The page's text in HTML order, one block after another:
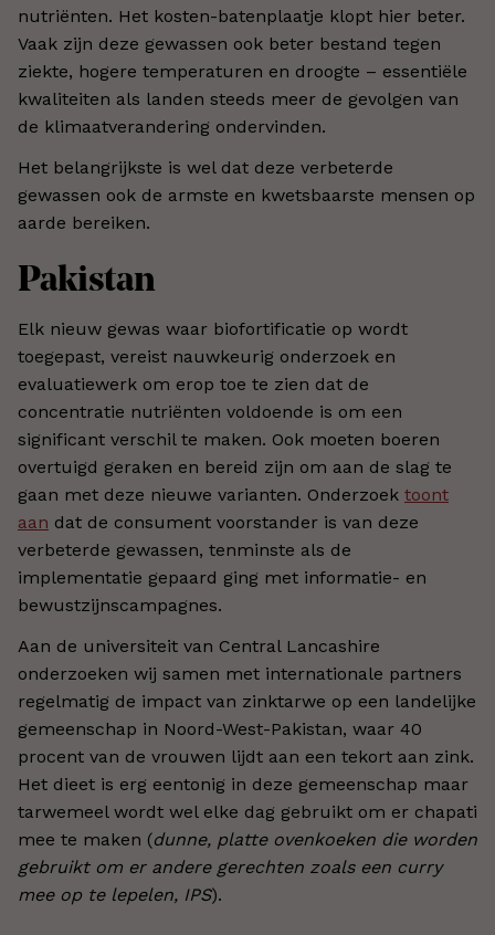
nutriënten. Het kosten-batenplaatje klopt hier beter.
Vaak zijn deze gewassen ook beter bestand tegen
ziekte, hogere temperaturen en droogte – essentiële
kwaliteiten als landen steeds meer de gevolgen van
de klimaatverandering ondervinden.
Het belangrijkste is wel dat deze verbeterde
gewassen ook de armste en kwetsbaarste mensen op
aarde bereiken.
Pakistan
Elk nieuw gewas waar biofortificatie op wordt
toegepast, vereist nauwkeurig onderzoek en
evaluatiewerk om erop toe te zien dat de
concentratie nutriënten voldoende is om een
significant verschil te maken. Ook moeten boeren
overtuigd geraken en bereid zijn om aan de slag te
gaan met deze nieuwe varianten. Onderzoek toont
aan dat de consument voorstander is van deze
verbeterde gewassen, tenminste als de
implementatie gepaard ging met informatie- en
bewustzijnscampagnes.
Aan de universiteit van Central Lancashire
onderzoeken wij samen met internationale partners
regelmatig de impact van zinktarwe op een landelijke
gemeenschap in Noord-West-Pakistan, waar 40
procent van de vrouwen lijdt aan een tekort aan zink.
Het dieet is erg eentonig in deze gemeenschap maar
tarwemeel wordt wel elke dag gebruikt om er chapati
mee te maken (dunne, platte ovenkoeken die worden
gebruikt om er andere gerechten zoals een curry
mee op te lepelen, IPS).